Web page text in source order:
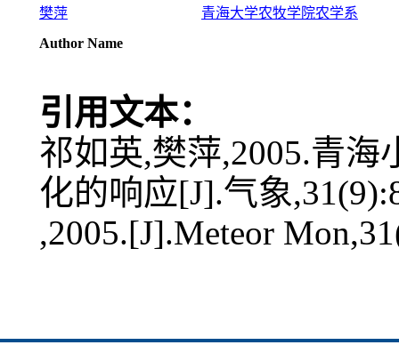
樊萍
青海大学农牧学院农学系
Author Name
引用文本：
祁如英,樊萍,2005.青
化的响应[J].气象
,2005.[J].Meteor